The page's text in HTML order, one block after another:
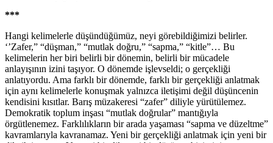
***
Hangi kelimelerle düşündüğümüz, neyi görebildiğimizi belirler.
‘’Zafer,” “düşman,” “mutlak doğru,” “sapma,” “kitle”… Bu
kelimelerin her biri belirli bir dönemin, belirli bir mücadele
anlayışının izini taşıyor. O dönemde işlevseldi; o gerçekliği
anlatıyordu. Ama farklı bir dönemde, farklı bir gerçekliği anlatmak
için aynı kelimelerle konuşmak yalnızca iletişimi değil düşüncenin
kendisini kısıtlar. Barış müzakeresi “zafer” diliyle yürütülemez.
Demokratik toplum inşası “mutlak doğrular” mantığıyla
örgütlenemez. Farklılıkların bir arada yaşaması “sapma ve düzeltme”
kavramlarıyla kavranamaz. Yeni bir gerçekliği anlatmak için yeni bir